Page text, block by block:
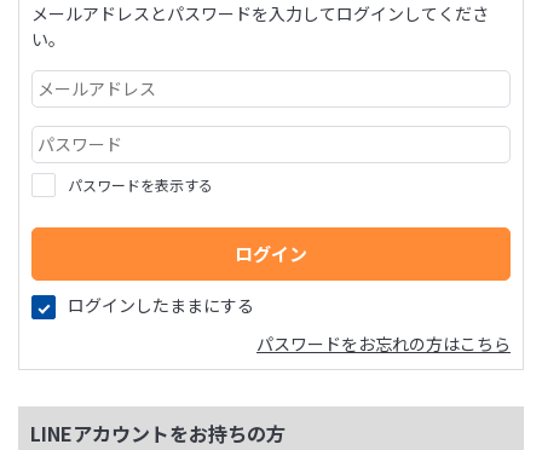
メールアドレスとパスワードを入力してログインしてくださ
い。
パスワードを表示する
ログインしたままにする
パスワードをお忘れの方はこちら
LINEアカウントをお持ちの方